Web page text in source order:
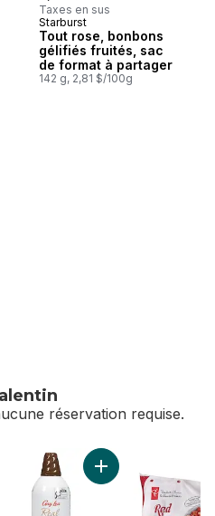
Taxes en sus
Starburst
Tout rose, bonbons
gélifiés fruités, sac
de format à partager
142 g, 2,81 $/100g
Fraises enrobées de chocolat au
réservation requise.
brownies au panierAjouter Véritable